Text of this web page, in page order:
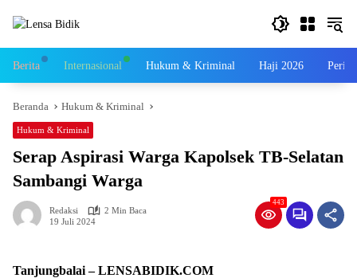
Berita Internasional Hukum & Kriminal Haji 2026
Beranda Hukum & Kriminal
Hukum & Kriminal
Serap Aspirasi Warga Kapolsek TB-Selatan
Sambangi Warga
Redaksi
2 Min Baca
19 Juli 2024
443
Tanjungbalai – LENSABIDIK.COM